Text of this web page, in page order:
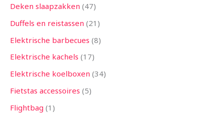
Deken slaapzakken 47
Duffels en reistassen 21
Elektrische barbecues 8
Elektrische kachels 17
Elektrische koelboxen 34
Fietstas accessoires 5
Flightbag 1